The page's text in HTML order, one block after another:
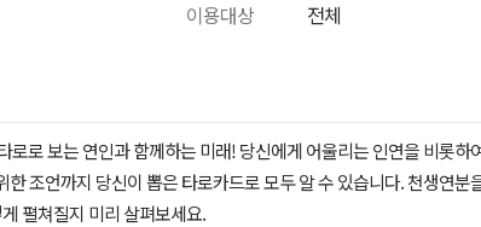
이용대상
전체
로로 보는 연인과 함께하는 미래! 당신에게 어울리는 인연을 비롯
한 조언까지 당신이 뽑은 타로카드로 모두 알 수 있습니다. 천생연
펼쳐질지 미리 살펴보세요.